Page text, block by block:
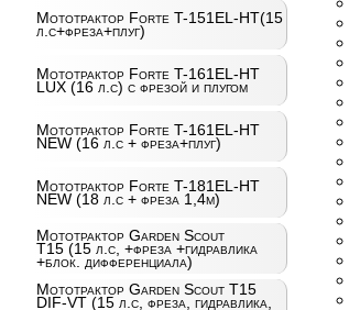
Мототрактор Forte T-151EL-HT(15
л.с+фреза+плуг)
Мототрактор Forte T-161EL-HT
LUX (16 л.с) с фрезой и плугом
Мототрактор Forte T-161EL-HT
NEW (16 л.с + фреза+плуг)
Мототрактор Forte T-181EL-HT
NEW (18 л.с + фреза 1,4м)
Мототрактор Garden Scout
T15 (15 л.с, +фреза +гидравлика
+блок. дифференциала)
Мототрактор Garden Scout T15
DIF-VT (15 л.с, фреза, гидравлика,